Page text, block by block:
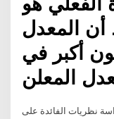
أن المعدل
أكبر في
نظريات الفائدة على